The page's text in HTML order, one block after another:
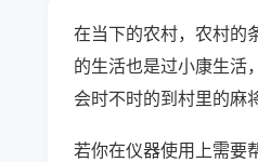
在当下的农村，农村的
的生活也是过小康生活
会时不时的到村里的麻
若你在仪器使用上需要